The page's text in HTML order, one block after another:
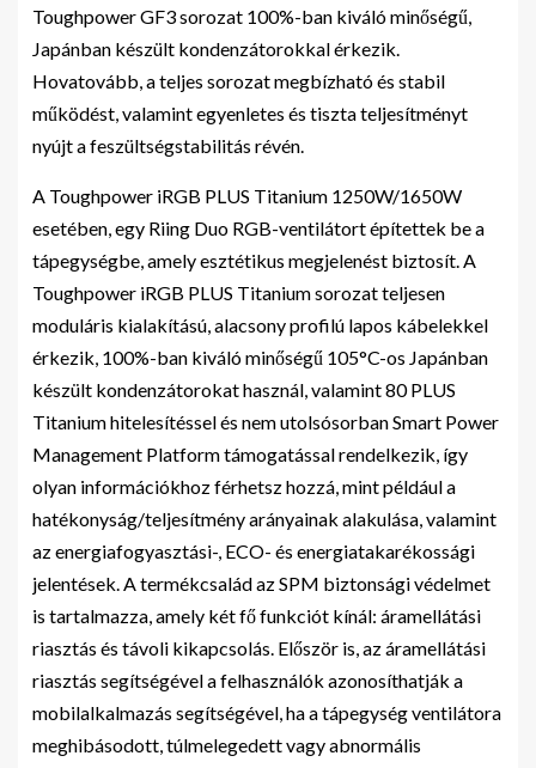
Toughpower GF3 sorozat 100%-ban kiváló minőségű,
Japánban készült kondenzátorokkal érkezik.
Hovatovább, a teljes sorozat megbízható és stabil
működést, valamint egyenletes és tiszta teljesítményt
nyújt a feszültségstabilitás révén.
A Toughpower iRGB PLUS Titanium 1250W/1650W
esetében, egy Riing Duo RGB-ventilátort építettek be a
tápegységbe, amely esztétikus megjelenést biztosít. A
Toughpower iRGB PLUS Titanium sorozat teljesen
moduláris kialakítású, alacsony profilú lapos kábelekkel
érkezik, 100%-ban kiváló minőségű 105°C-os Japánban
készült kondenzátorokat használ, valamint 80 PLUS
Titanium hitelesítéssel és nem utolsósorban Smart Power
Management Platform támogatással rendelkezik, így
olyan információkhoz férhetsz hozzá, mint például a
hatékonyság/teljesítmény arányainak alakulása, valamint
az energiafogyasztási-, ECO- és energiatakarékossági
jelentések. A termékcsalád az SPM biztonsági védelmet
is tartalmazza, amely két fő funkciót kínál: áramellátási
riasztás és távoli kikapcsolás. Először is, az áramellátási
riasztás segítségével a felhasználók azonosíthatják a
mobilalkalmazás segítségével, ha a tápegység ventilátora
meghibásodott, túlmelegedett vagy abnormális